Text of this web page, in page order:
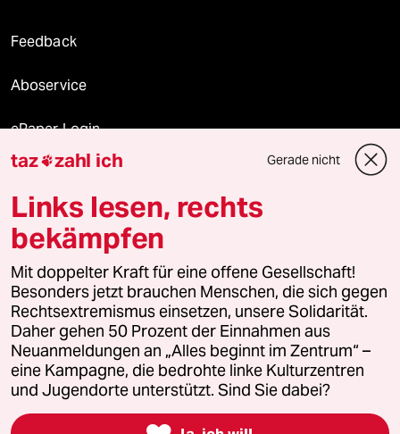
Feedback
Aboservice
ePaper Login
Downloads für Abonnierende
© 2026 taz Verlags und Vertriebs GmbH
Alle Rechte vorbehalten. Bei rechtlichen Fragen oder für Genehmigungen
wenden Sie sich bitte an
lizenzen@taz.de
Feedback Redaktionsstatut Kommune-Richtlinien
Leitlinie Informant Datenschutz Impressum AGB
Seitenwende Einwilligungen widerrufen (Ads)
taz zahl ich Gerade nicht
Links lesen, rechts
bekämpfen
Mit doppelter Kraft für eine offene Gesellschaft!
Besonders jetzt brauchen Menschen, die sich gegen
Rechtsextremismus einsetzen, unsere Solidarität.
Daher gehen 50 Prozent der Einnahmen aus
Neuanmeldungen an „Alles beginnt im Zentrum“ –
eine Kampagne, die bedrohte linke Kulturzentren
und Jugendorte unterstützt. Sind Sie dabei?